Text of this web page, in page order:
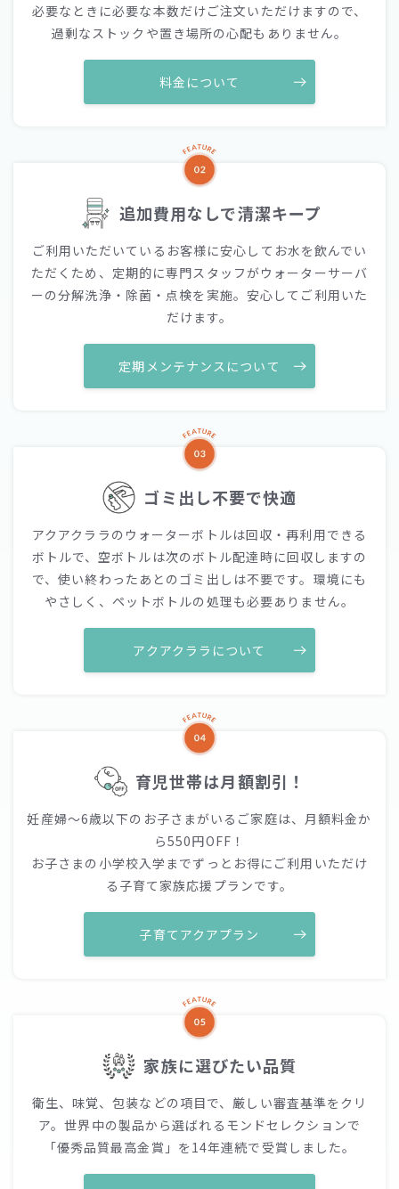
必要なときに必要な本数だけご注文いただけますので、
過剰なストックや置き場所の心配もありません。
料金について
追加費用なしで清潔キープ
ご利用いただいているお客様に安心してお水を飲んでい
ただくため、定期的に専門スタッフがウォーターサーバ
ーの分解洗浄・除菌・点検を実施。安心してご利用いた
だけます。
定期メンテナンスについて
ゴミ出し不要で快適
アクアクララのウォーターボトルは回収・再利用できる
ボトルで、空ボトルは次のボトル配達時に回収しますの
で、使い終わったあとのゴミ出しは不要です。環境にも
やさしく、ペットボトルの処理も必要ありません。
アクアクララについて
育児世帯は月額割引！
妊産婦〜6歳以下のお子さまがいるご家庭は、月額料金か
ら550円OFF！
お子さまの小学校入学までずっとお得にご利用いただけ
る子育て家族応援プランです。
子育てアクアプラン
家族に選びたい品質
衛生、味覚、包装などの項目で、厳しい審査基準をクリ
ア。世界中の製品から選ばれるモンドセレクションで
「優秀品質最高金賞」を14年連続で受賞しました。